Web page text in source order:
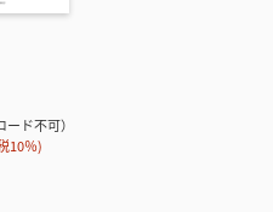
ド不可）
10％)